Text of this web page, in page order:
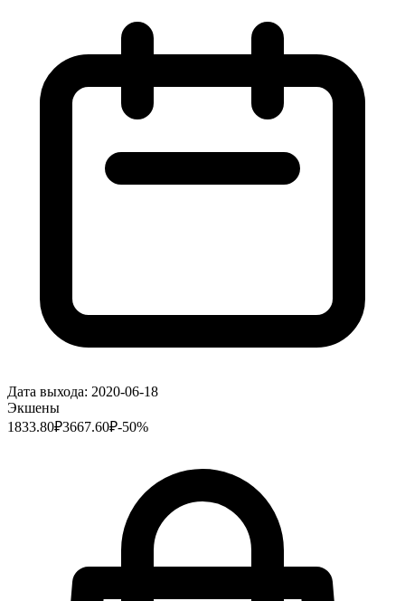
Дата выхода: 2020-06-18
Экшены
1833.80₽3667.60₽-50%